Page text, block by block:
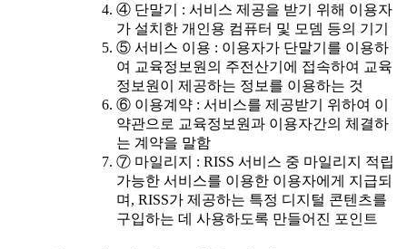
④ 단말기 : 서비스 제공을 받기 위해 이용자
가 설치한 개인용 컴퓨터 및 모뎀 등의 기기
⑤ 서비스 이용 : 이용자가 단말기를 이용하
여 교육정보원의 주전산기에 접속하여 교육
정보원이 제공하는 정보를 이용하는 것
⑥ 이용계약 : 서비스를 제공받기 위하여 이
약관으로 교육정보원과 이용자간의 체결하
는 계약을 말함
⑦ 마일리지 : RISS 서비스 중 마일리지 적립
가능한 서비스를 이용한 이용자에게 지급되
며, RISS가 제공하는 특정 디지털 콘텐츠를
구입하는 데 사용하도록 만들어진 포인트